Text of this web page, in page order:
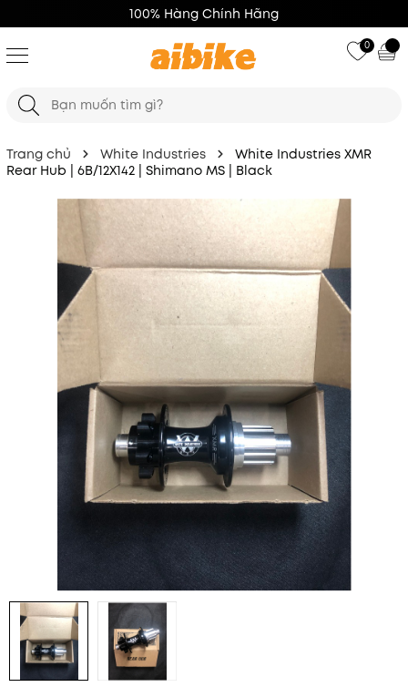
100% Hàng Chính Hãng
0
Trang chủ White Industries
White Industries XMR
Rear Hub | 6B/12X142 | Shimano MS | Black